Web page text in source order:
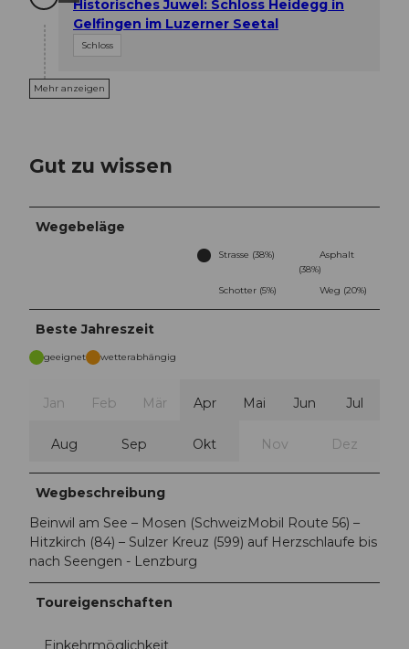
Historisches Juwel: Schloss Heidegg in
Gelfingen im Luzerner Seetal
Schloss
Mehr anzeigen
Gut zu wissen
Wegebeläge
Strasse (38%)
Asphalt
(38%)
Schotter (5%)
Weg (20%)
Beste Jahreszeit
geeignet wetterabhängig
Jan Feb Mär Apr Mai Jun Jul
Aug Sep Okt Nov Dez
Wegbeschreibung
Beinwil am See – Mosen (SchweizMobil Route 56) –
Hitzkirch (84) – Sulzer Kreuz (599) auf Herzschlaufe bis
nach Seengen - Lenzburg
Toureigenschaften
Einkehrmöglichkeit